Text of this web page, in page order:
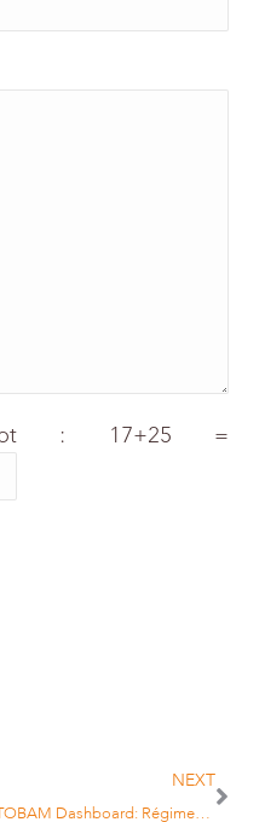
: 17+25 =
NEXT
TOBAM Dashboard: Régimes autoritaires et risque d’investissement – Partie 1